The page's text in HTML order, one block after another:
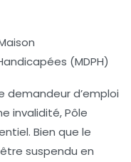
(MDPH)
demandeur d’emploi
invalidité, Pôle
Bien que le
suspendu en